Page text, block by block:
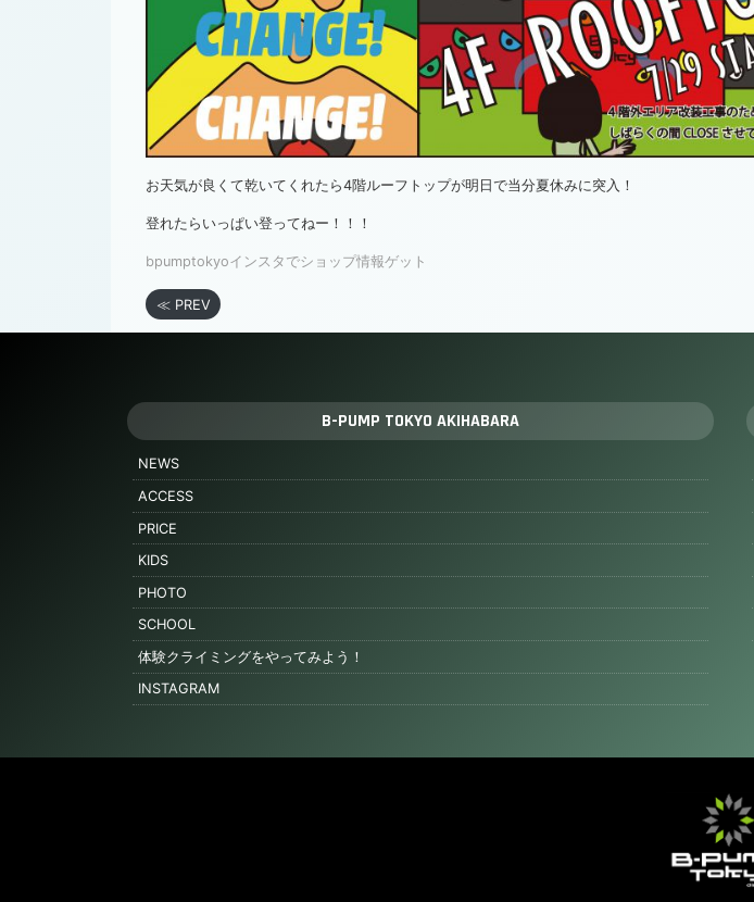
お天気が良くて乾いてくれたら4階ルーフトップが明日で当分夏休みに突入！
登れたらいっぱい登ってねー！！！
bpumptokyoインスタでショップ情報ゲット
≪ PREV
B-PUMP TOKYO AKIHABARA
NEWS
ACCESS
PRICE
KIDS
PHOTO
SCHOOL
体験クライミングをやってみよう！
INSTAGRAM